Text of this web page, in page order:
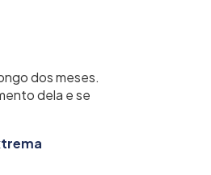
dos meses.
dela e se